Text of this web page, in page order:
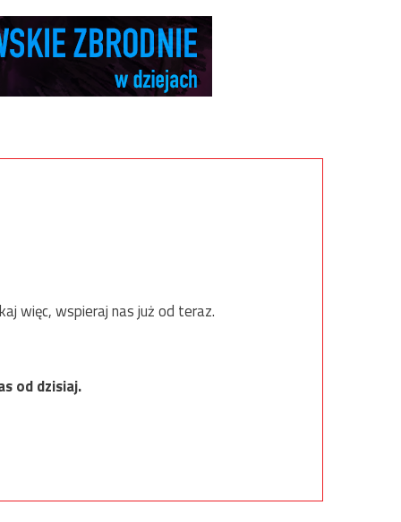
więc, wspieraj nas już od teraz.
od dzisiaj.